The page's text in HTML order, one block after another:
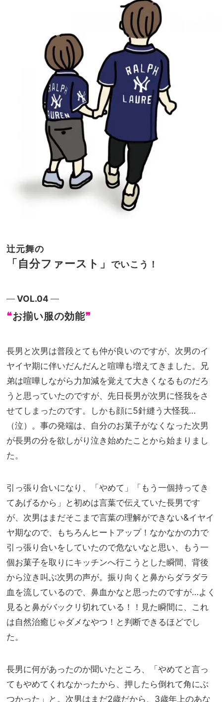
辻元舞の
「自分ファースト」 でいこう！
VOL.04
❝お揃い服の効能❞
長男と次男は普段とても仲が良いのですが、次男のイ
ヤイヤ期に伴いだんだんと喧嘩も増えてきました。兄
弟は喧嘩しながら力加減を覚えて大きくなるものだろ
うと思っていたのですが、先日長男が次男に怪我をさ
せてしまったのです。しかも顔に5針縫う大怪我…
（泣）。事の発端は、自分のお菓子がなくなった次男
が長男の分を欲しがり泣き始めたことから始まりまし
た。
引っ張り合いになり、「やめて」「もう一個持ってき
てあげるから」と初めは言葉で伝えていた長男です
が、次男はまだそこまで言葉の理解ができない&イヤイ
ヤ期なので、もちろんヒートアップ！なかなかの力で
引っ張り合いをしていたので危ないなと思い、もう一
個お菓子を取りにキッチンへ行こうとした瞬間、背後
から泣き叫ぶ次男の声が。振り向くと鼻からダラダラ
血を流しているので、鼻血かなと思ったのですが…よく
見ると鼻がバックリ切れている！！見た瞬間に、これ
は自然治癒じゃダメなやつ！と判断できるほどでし
た。
長男に何があったのか聞いたところ、「やめてと言っ
てもやめてくれなかったから、押したら倒れて角にぶ
つかった」と。次男はまだ2歳だから、3歳年上のあな